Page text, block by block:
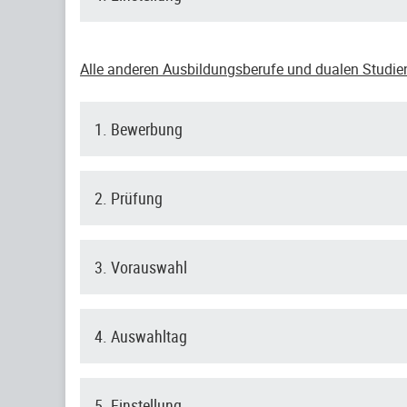
Alle anderen Ausbildungsberufe und dualen
1. Bewerbung
2. Prüfung
3. Vorauswahl
4. Auswahltag